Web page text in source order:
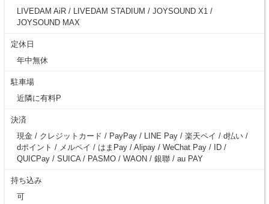
LIVEDAM AiR / LIVEDAM STADIUM / JOYSOUND X1 /
JOYSOUND MAX
定休日
年中無休
駐車場
近隣に有料P
決済
現金 / クレジットカード / PayPay / LINE Pay / 楽天ペイ / d払い /
dポイント / メルペイ / はまPay / Alipay / WeChat Pay / ID /
QUICPay / SUICA / PASMO / WAON / 銀聯 / au PAY
持ち込み
可